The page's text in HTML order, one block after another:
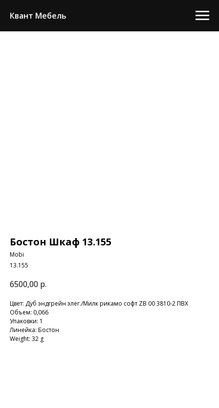
Квант Мебель
Бостон Шкаф 13.155
Mobi
13.155
6500,00 р.
Цвет: Дуб эндгрейн элег./Милк рикамо софт ZB 00 3810-2 ПВХ
Объем: 0,066
Упаковки: 1
Линейка: Бостон
Weight: 32 g